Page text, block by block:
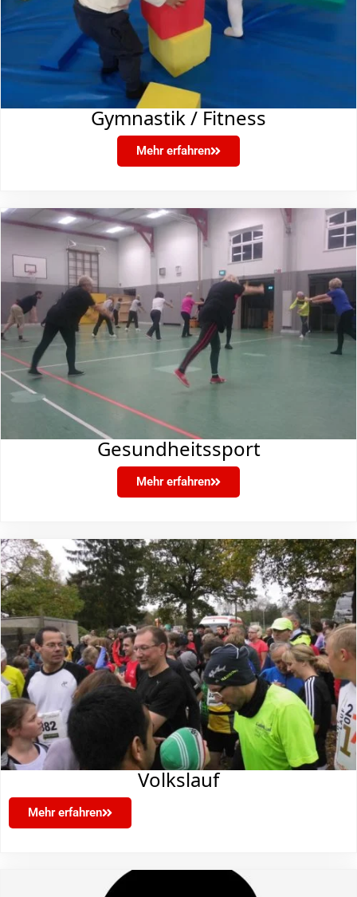
Gymnastik / Fitness
Mehr erfahren
Gesundheitssport
Mehr erfahren
Volkslauf
Mehr erfahren